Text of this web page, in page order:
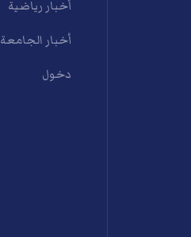
أخبار رياضية
أخبار الجامعة
دخول